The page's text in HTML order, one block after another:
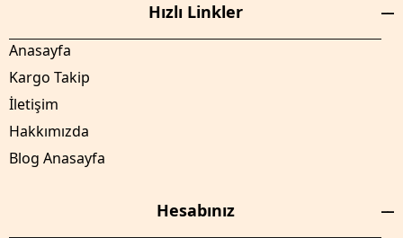
Hızlı Linkler
Anasayfa
Kargo Takip
İletişim
Hakkımızda
Blog Anasayfa
Hesabınız